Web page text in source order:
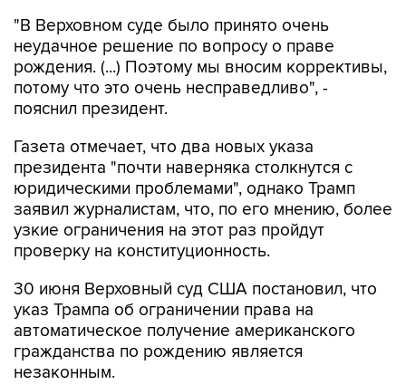
"В Верховном суде было принято очень
неудачное решение по вопросу о праве
рождения. (...) Поэтому мы вносим коррективы,
потому что это очень несправедливо", -
пояснил президент.
Газета отмечает, что два новых указа
президента "почти наверняка столкнутся с
юридическими проблемами", однако Трамп
заявил журналистам, что, по его мнению, более
узкие ограничения на этот раз пройдут
проверку на конституционность.
30 июня Верховный суд США постановил, что
указ Трампа об ограничении права на
автоматическое получение американского
гражданства по рождению является
незаконным.